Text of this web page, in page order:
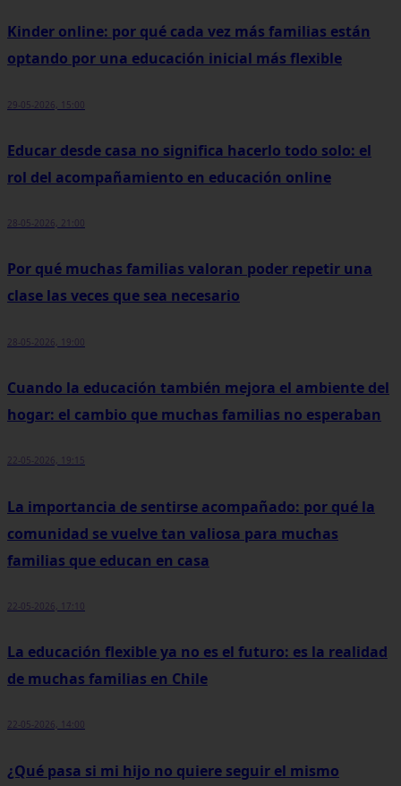
Kinder online: por qué cada vez más familias están
optando por una educación inicial más flexible
29-05-2026, 15:00
Educar desde casa no significa hacerlo todo solo: el
rol del acompañamiento en educación online
28-05-2026, 21:00
Por qué muchas familias valoran poder repetir una
clase las veces que sea necesario
28-05-2026, 19:00
Cuando la educación también mejora el ambiente del
hogar: el cambio que muchas familias no esperaban
22-05-2026, 19:15
La importancia de sentirse acompañado: por qué la
comunidad se vuelve tan valiosa para muchas
familias que educan en casa
22-05-2026, 17:10
La educación flexible ya no es el futuro: es la realidad
de muchas familias en Chile
22-05-2026, 14:00
¿Qué pasa si mi hijo no quiere seguir el mismo